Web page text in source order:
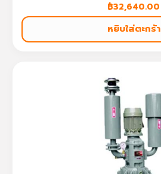
฿32,640.00
หยิบใส่ตะกร้า